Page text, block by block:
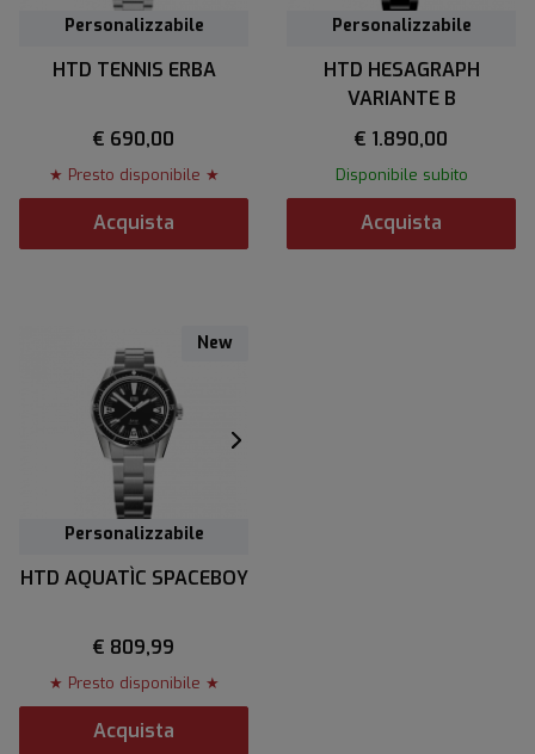
Personalizzabile
HTD TENNIS ERBA
€ 690,00
★ Presto disponibile ★
Acquista
Personalizzabile
Personalizzabile
HTD HESAGRAPH
VARIANTE B
€ 1.890,00
Disponibile subito
Acquista
Personalizzabile
Personalizzabile
New
HTD AQUATÌC SPACEBOY
€ 809,99
★ Presto disponibile ★
Acquista